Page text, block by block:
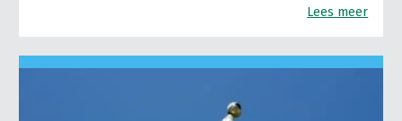
Lees meer